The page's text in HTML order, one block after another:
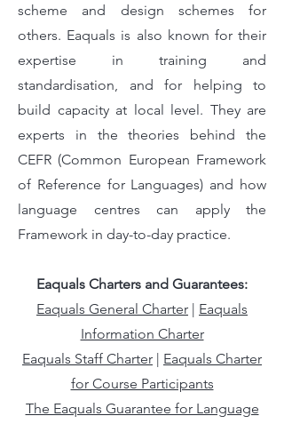
scheme and design schemes for
others. Eaquals is also known for their
expertise in training and
standardisation, and for helping to
build capacity at local level. They are
experts in the theories behind the
CEFR (Common European Framework
of Reference for Languages) and how
language centres can apply the
Framework in day-to-day practice.
Eaquals Charters and Guarantees:
Eaquals General Charter | Eaquals
Information Charter
Eaquals Staff Charter | Eaquals Charter
for Course Participants
The Eaquals Guarantee for Language